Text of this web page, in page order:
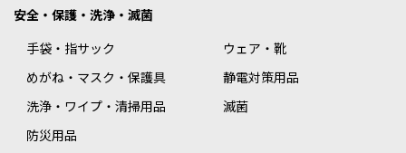
安全・保護・洗浄・滅菌
手袋・指サック
ウェア・靴
めがね・マスク・保護具
静電対策用品
洗浄・ワイプ・清掃用品
滅菌
防災用品